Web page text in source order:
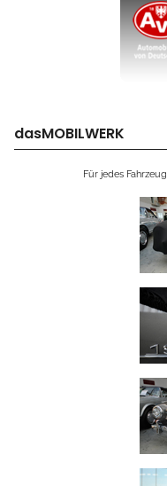
dasMOBILWERK
Für jedes